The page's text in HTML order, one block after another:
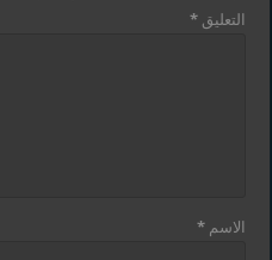
التعليق*
الاسم*